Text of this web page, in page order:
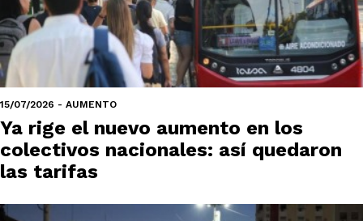
15/07/2026 - AUMENTO
Ya rige el nuevo aumento en los
colectivos nacionales: así quedaron
las tarifas